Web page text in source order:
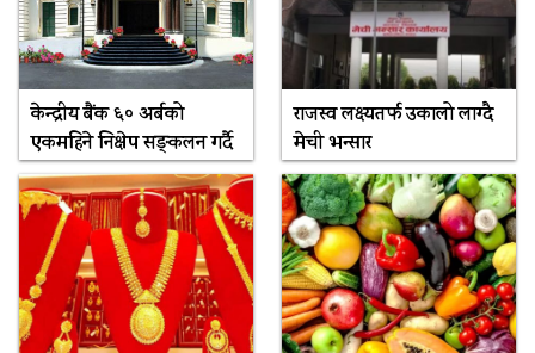
केन्द्रीय बैंक ६० अर्बको
एकमहिने निक्षेप सङ्कलन गर्दै
राजस्व लक्ष्यतर्फ उकालो लाग्दै
मेची भन्सार